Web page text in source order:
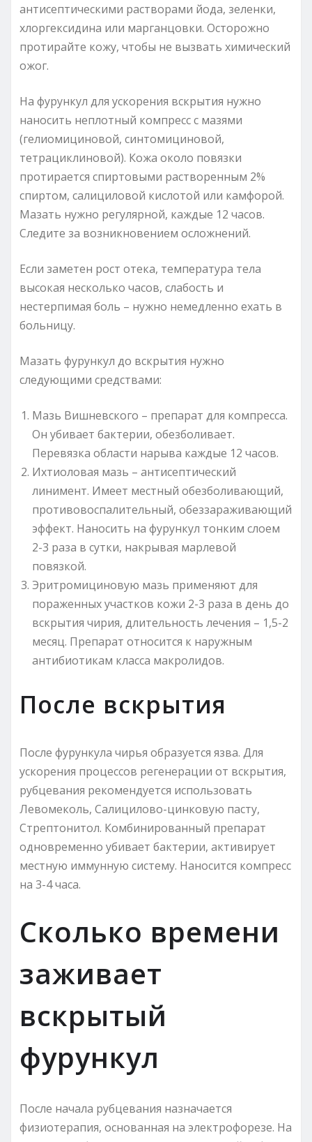
антисептическими растворами йода, зеленки,
хлоргексидина или марганцовки. Осторожно
протирайте кожу, чтобы не вызвать химический
ожог.
На фурункул для ускорения вскрытия нужно
наносить неплотный компресс с мазями
(гелиомициновой, синтомициновой,
тетрациклиновой). Кожа около повязки
протирается спиртовыми растворенным 2%
спиртом, салициловой кислотой или камфорой.
Мазать нужно регулярной, каждые 12 часов.
Следите за возникновением осложнений.
Если заметен рост отека, температура тела
высокая несколько часов, слабость и
нестерпимая боль – нужно немедленно ехать в
больницу.
Мазать фурункул до вскрытия нужно
следующими средствами:
Мазь Вишневского – препарат для компресса.
Он убивает бактерии, обезболивает.
Перевязка области нарыва каждые 12 часов.
Ихтиоловая мазь – антисептический
линимент. Имеет местный обезболивающий,
противовоспалительный, обеззараживающий
эффект. Наносить на фурункул тонким слоем
2-3 раза в сутки, накрывая марлевой
повязкой.
Эритромициновую мазь применяют для
пораженных участков кожи 2-3 раза в день до
вскрытия чирия, длительность лечения – 1,5-2
месяц. Препарат относится к наружным
антибиотикам класса макролидов.
После вскрытия
После фурункула чирья образуется язва. Для
ускорения процессов регенерации от вскрытия,
рубцевания рекомендуется использовать
Левомеколь, Салицилово-цинковую пасту,
Стрептонитол. Комбинированный препарат
одновременно убивает бактерии, активирует
местную иммунную систему. Наносится компресс
на 3-4 часа.
Сколько времени
заживает
вскрытый
фурункул
После начала рубцевания назначается
физиотерапия, основанная на электрофорезе. На